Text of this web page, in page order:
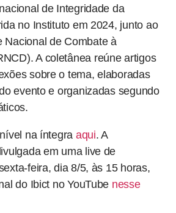
de Integridade da
no Instituto em 2024, junto ao
Nacional de Combate à
A coletânea reúne artigos
sobre o tema, elaboradas
evento e organizadas segundo
na íntegra aqui. A
em uma live de
feira, dia 8/5, às 15 horas,
do Ibict no YouTube nesse